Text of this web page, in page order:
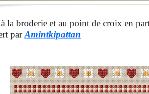
la broderie et au point de croix en
parAmintkipattan